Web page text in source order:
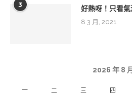
3 好熱呀！只看氣
8 3 月, 2021
2026 年 8 月
一 二 三 四